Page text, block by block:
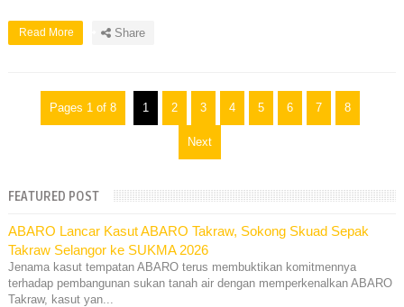
Read More Share
Pages 1 of 8 1 2 3 4 5 6 7 8
Next
FEATURED POST
ABARO Lancar Kasut ABARO Takraw, Sokong Skuad Sepak
Takraw Selangor ke SUKMA 2026
Jenama kasut tempatan ABARO terus membuktikan komitmennya
terhadap pembangunan sukan tanah air dengan memperkenalkan ABARO
Takraw, kasut yan...